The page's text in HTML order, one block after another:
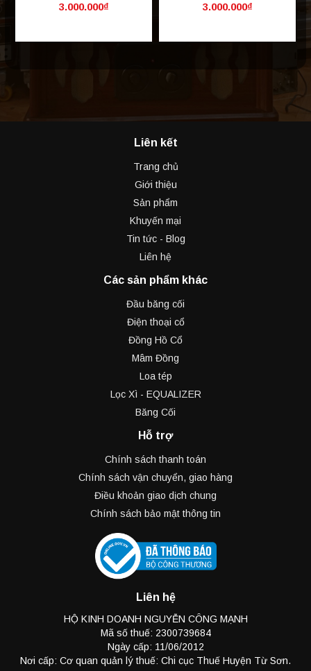
3.000.000₫ 3.000.000₫
Liên kết
Trang chủ
Giới thiệu
Sản phẩm
Khuyến mại
Tin tức - Blog
Liên hệ
Các sản phẩm khác
Đầu băng cối
Điện thoại cổ
Đồng Hồ Cổ
Mâm Đồng
Loa tép
Lọc Xì - EQUALIZER
Băng Cối
Hỗ trợ
Chính sách thanh toán
Chính sách vận chuyển, giao hàng
Điều khoản giao dịch chung
Chính sách bảo mật thông tin
Liên hệ
HỘ KINH DOANH NGUYỄN CÔNG MẠNH
Mã số thuế: 2300739684
Ngày cấp: 11/06/2012
Nơi cấp: Cơ quan quản lý thuế: Chi cục Thuế Huyện Từ Sơn.